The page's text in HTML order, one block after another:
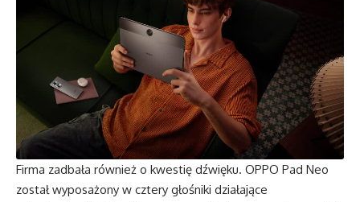
Firma zadbała również o kwestię dźwięku. OPPO Pad Neo
został wyposażony w cztery głośniki działające